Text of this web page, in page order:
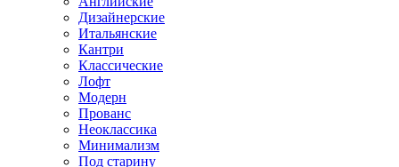
Дизайнерские
Итальянские
Кантри
Классические
Лофт
Модерн
Прованс
Неоклассика
Минимализм
Под старину